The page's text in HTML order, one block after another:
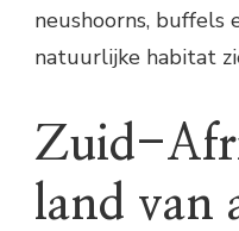
neushoorns, buffels
natuurlijke habitat
Zuid-
land van